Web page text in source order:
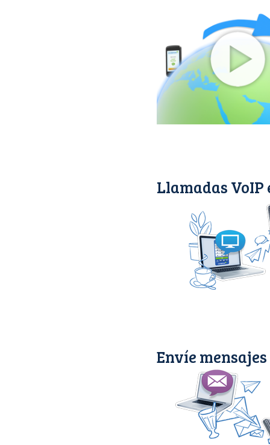
Llamadas VoIP
Envíe